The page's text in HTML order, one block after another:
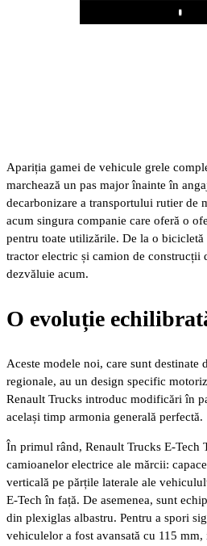
Play
Apariția gamei de vehicule grele
marchează un pas major înainte în
decarbonizare a transportului rutier de
acum singura companie care oferă o
pentru toate utilizările. De la o
tractor electric și camion de construcții
dezvăluie acum.
O evoluție
Aceste modele noi, care sunt
regionale, au un design specific
Renault Trucks introduc modificări în
același timp armonia generală perfectă.
În primul rând, Renault Trucks E-Tech
camioanelor electrice ale mărcii:
verticală pe părțile laterale ale
E-Tech în față. De asemenea, sunt
din plexiglas albastru. Pentru a spori
vehiculelor a fost avansată cu 115 mm,